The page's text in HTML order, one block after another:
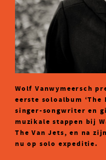
Wolf Vanwymeersch
eerste soloalbum ‘The
singer-songwriter en
muzikale stappen bij
The Van Jets, en na
nu op solo expeditie.